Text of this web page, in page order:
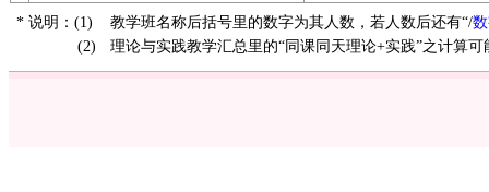
* 说明：(1) 教学班名称后括号里的数字为其人数，若人数后还有“/
(2)
理论与实践教学汇总里的“同课同天理论+实践”之计算